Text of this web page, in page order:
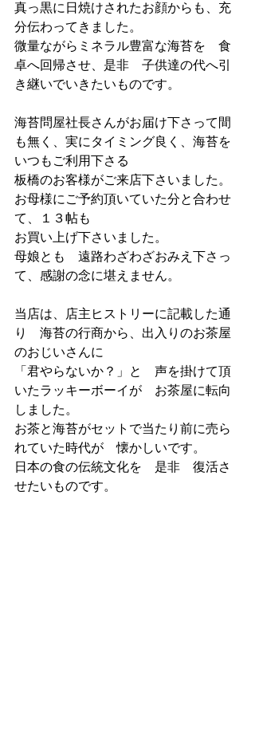
真っ黒に日焼けされたお顔からも、充
分伝わってきました。
微量ながらミネラル豊富な海苔を　食
卓へ回帰させ、是非　子供達の代へ引
き継いでいきたいものです。
海苔問屋社長さんがお届け下さって間
も無く、実にタイミング良く、海苔を
いつもご利用下さる
板橋のお客様がご来店下さいました。
お母様にご予約頂いていた分と合わせ
て、１３帖も
お買い上げ下さいました。
母娘とも　遠路わざわざおみえ下さっ
て、感謝の念に堪えません。
当店は、店主ヒストリーに記載した通
り　海苔の行商から、出入りのお茶屋
のおじいさんに
「君やらないか？」と　声を掛けて頂
いたラッキーボーイが　お茶屋に転向
しました。
お茶と海苔がセットで当たり前に売ら
れていた時代が　懐かしいです。
日本の食の伝統文化を　是非　復活さ
せたいものです。